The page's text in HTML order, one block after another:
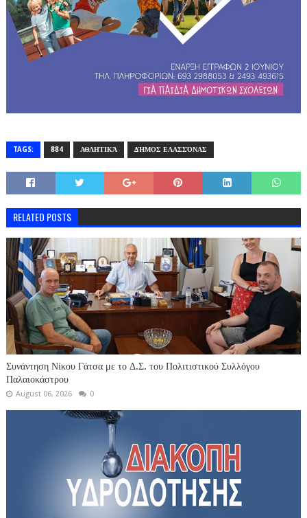
TAGS: 884 ΑΘΛΗΤΙΚΆ ΔΉΜΟΣ ΕΛΑΣΣΌΝΑΣ
RELATED POSTS
Συνάντηση Νίκου Γάτσα με το Δ.Σ. του Πολιτιστικού Συλλόγου
Παλαιοκάστρου
August 06, 2026 0